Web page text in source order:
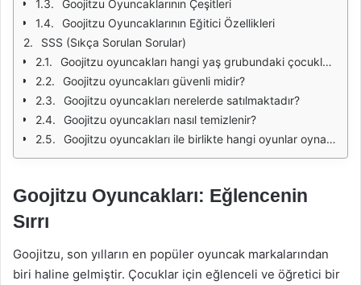
Goojitzu Oyuncaklarının Çeşitleri
Goojitzu Oyuncaklarının Eğitici Özellikleri
SSS (Sıkça Sorulan Sorular)
Goojitzu oyuncakları hangi yaş grubundaki çocuklar için uygundur?
Goojitzu oyuncakları güvenli midir?
Goojitzu oyuncakları nerelerde satılmaktadır?
Goojitzu oyuncakları nasıl temizlenir?
Goojitzu oyuncakları ile birlikte hangi oyunlar oynanabilir?
Goojitzu Oyuncakları: Eğlencenin
Sırrı
Goojitzu, son yılların en popüler oyuncak markalarından
biri haline gelmiştir. Çocuklar için eğlenceli ve öğretici bir